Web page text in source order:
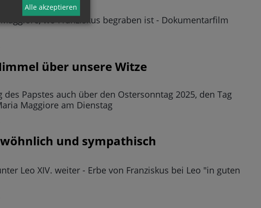
wo Franziskus begraben ist - Dokumentarfilm
über unsere Witze
Papstes auch über den Ostersonntag 2025, den Tag
Maggiore am Dienstag
und sympathisch
Leo XIV. weiter - Erbe von Franziskus bei Leo "in guten
Alle akzeptieren